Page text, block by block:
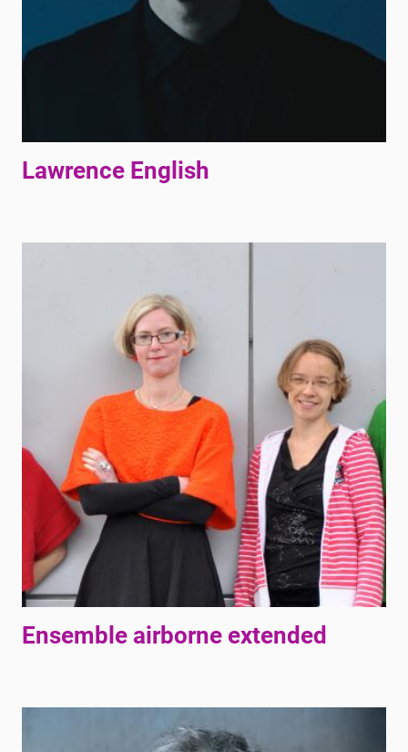
Lawrence English
Ensemble airborne extended